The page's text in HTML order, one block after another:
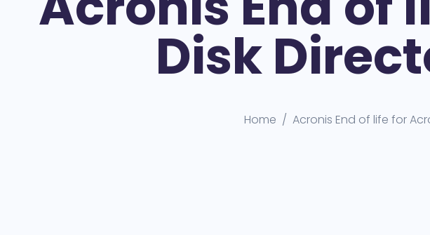
Disk
Home Acronis End of life for